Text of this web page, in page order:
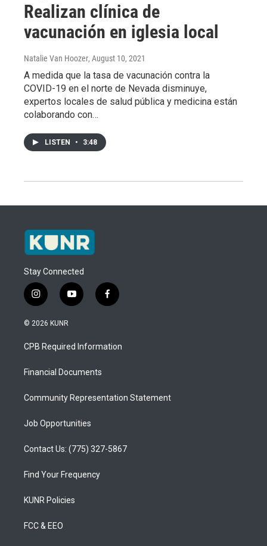
Realizan clínica de
vacunación en iglesia local
Natalie Van Hoozer, August 10, 2021
A medida que la tasa de vacunación contra la
COVID-19 en el norte de Nevada disminuye,
expertos locales de salud pública y medicina están
colaborando con…
LISTEN • 3:48
Stay Connected
i
n
s
a
g
a
y
o
u
b
f
a
b
o
© 2026 KUNR
CPB Required Information
Financial Documents
Community Representation Statement
Job Opportunities
Contact Us: (775) 327-5867
Find Your Frequency
KUNR Policies
FCC & EEO